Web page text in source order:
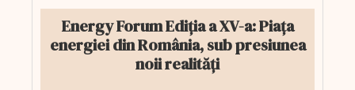
Energy Forum Ediția a XV-a: Piața
energiei din România, sub presiunea
noii realități